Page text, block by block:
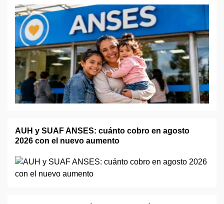
AUH y SUAF ANSES: cuánto cobro en agosto
2026 con el nuevo aumento